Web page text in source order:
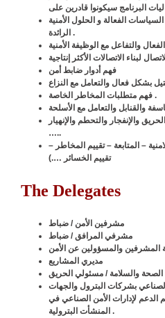
الفعالة و الحلول الأمنية
الرائدة .
الفعال والتفاعل مع الوظيفة الأمنية
لبناء الاتصالات الأكثر إنتاجية
فهم أدوار ضابط أمن
بشكل فعال والتعامل مع النزاع
فهم متطلبات المخاطر الخاصة .
والإنفجار والتحطم والإنهيار
…..
– المتابعة – تقييم المخاطر –
تقييم الخسائر ….)
The Delegates
مشرفين الأمن / ضباط
مشرفي المرافق / ضباط
المشرفين والمسؤولين عن الأمن
مديري المشاريع
والسلامة / مسئولي الحريق
بشركات البترول والجهات
الدعم لإدارات الأمن الصناعي في
المنشأت البترولية .